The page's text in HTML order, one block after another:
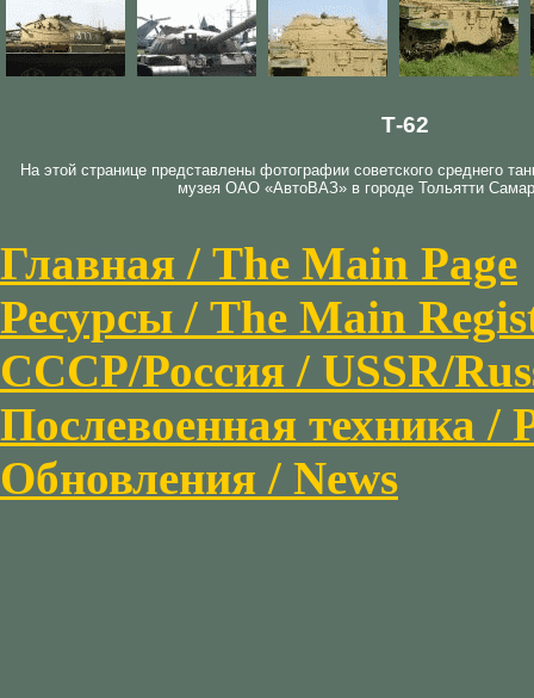
Т-62
На этой странице представлены фотографии советского среднего
музея ОАО «АвтоВАЗ» в городе Тольятти
Главная / The Main Page
Ресурсы / The Main
СССР/Россия / USSR/
Послевоенная техника /
Обновления / News